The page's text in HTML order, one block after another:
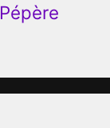
Pépère